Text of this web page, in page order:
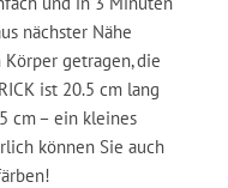
nächster Nähe
getragen, die
ist 20.5 cm lang
cm – ein kleines
können Sie auch